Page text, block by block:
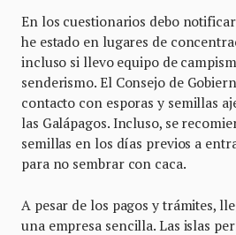
En los cuestionarios debo
he estado en lugares de
incluso si llevo equipo de
senderismo. El Consejo de
contacto con esporas y semillas
las Galápagos. Incluso, se
semillas en los días previos a
para no sembrar con caca.
A pesar de los pagos y trámites,
una empresa sencilla. Las islas